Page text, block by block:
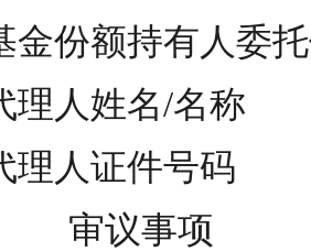
金份额持有人委
理人姓名/名称
理人证件号码
审议事项